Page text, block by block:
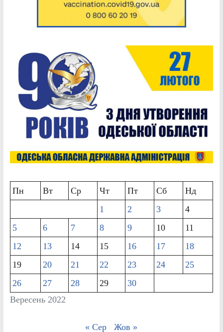
Вересень 2022
Пн Вт Ср Чт Пт Сб
Нд
1
2 3
4
5
6 7 8 9 10
11
12
13 14 15 16 17
18
19
20 21 22 23 24
25
26
27 28 29 30
« Сер Жов »